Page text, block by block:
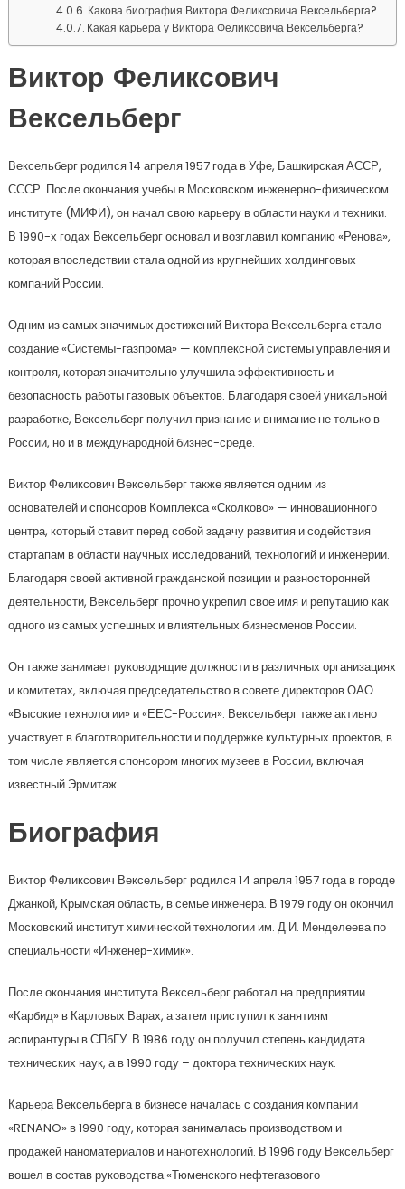
Какова биография Виктора Феликсовича Вексельберга?
Какая карьера у Виктора Феликсовича Вексельберга?
Виктор Феликсович
Вексельберг
Вексельберг родился 14 апреля 1957 года в Уфе, Башкирская АССР,
СССР. После окончания учебы в Московском инженерно-физическом
институте (МИФИ), он начал свою карьеру в области науки и техники.
В 1990-х годах Вексельберг основал и возглавил компанию «Ренова»,
которая впоследствии стала одной из крупнейших холдинговых
компаний России.
Одним из самых значимых достижений Виктора Вексельберга стало
создание «Системы-газпрома» — комплексной системы управления и
контроля, которая значительно улучшила эффективность и
безопасность работы газовых объектов. Благодаря своей уникальной
разработке, Вексельберг получил признание и внимание не только в
России, но и в международной бизнес-среде.
Виктор Феликсович Вексельберг также является одним из
основателей и спонсоров Комплекса «Сколково» — инновационного
центра, который ставит перед собой задачу развития и содействия
стартапам в области научных исследований, технологий и инженерии.
Благодаря своей активной гражданской позиции и разносторонней
деятельности, Вексельберг прочно укрепил свое имя и репутацию как
одного из самых успешных и влиятельных бизнесменов России.
Он также занимает руководящие должности в различных организациях
и комитетах, включая председательство в совете директоров ОАО
«Высокие технологии» и «ЕЕС-Россия». Вексельберг также активно
участвует в благотворительности и поддержке культурных проектов, в
том числе является спонсором многих музеев в России, включая
известный Эрмитаж.
Биография
Виктор Феликсович Вексельберг родился 14 апреля 1957 года в городе
Джанкой, Крымская область, в семье инженера. В 1979 году он окончил
Московский институт химической технологии им. Д.И. Менделеева по
специальности «Инженер-химик».
После окончания института Вексельберг работал на предприятии
«Карбид» в Карловых Варах, а затем приступил к занятиям
аспирантуры в СПбГУ. В 1986 году он получил степень кандидата
технических наук, а в 1990 году – доктора технических наук.
Карьера Вексельберга в бизнесе началась с создания компании
«RENANO» в 1990 году, которая занималась производством и
продажей наноматериалов и нанотехнологий. В 1996 году Вексельберг
вошел в состав руководства «Тюменского нефтегазового